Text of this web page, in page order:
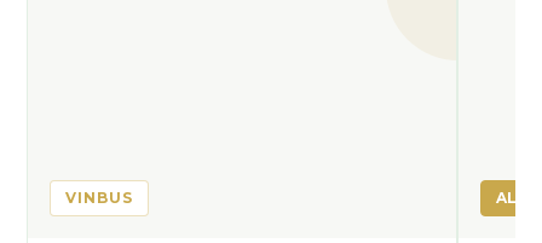
VINBUS ALL-